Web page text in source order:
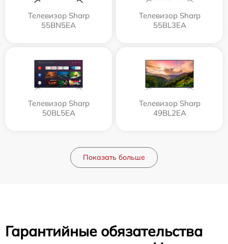
Телевизор Sharp
55BN5EA
Телевизор Sharp
55BL3EA
Телевизор Sharp
50BL5EA
Телевизор Sharp
49BL2EA
Показать больше
Гарантийные обязательства